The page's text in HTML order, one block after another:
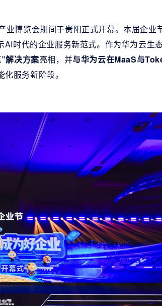
业博览会期间于贵阳正式开幕。本届企业
时代的企业服务新范式。作为华为云生
解决方案亮相，并与华为云在MaaS与
服务新阶段。